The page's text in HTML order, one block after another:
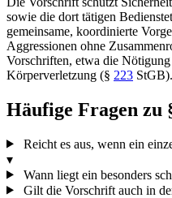
sowie die dort tätigen
gemeinsame, koordinierte
Aggressionen ohne
Vorschriften, etwa die Nötigung
Körperverletzung (§ 223 StGB).
Häufige Fragen zu
Reicht es aus, wenn ein
▾
Wann liegt ein besonders
Gilt die Vorschrift auch in